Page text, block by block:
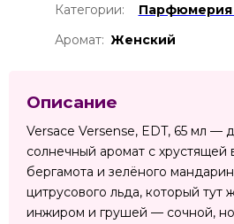
Категории:
Парфюмерия
Аромат: Женский
Описание
Versace Versense, EDT, 65 мл —
солнечный аромат с хрустящей
бергамота и зелёного
цитрусового льда, который тут
инжиром и грушей — сочной,